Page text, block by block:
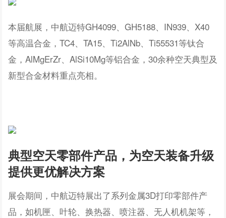
本届航展，中航迈特GH4099、GH5188、IN939、X40
等高温合金，TC4、TA15、Ti2AlNb、Ti55531等钛合
金，AlMgErZr、AlSi10Mg等铝合金，30余种空天典型及
新型合金材料重点亮相。
典型空天零部件产品， 为空天装备升级
提供更优解决方案
展会期间，中航迈特展出了系列金属3D打印零部件产
品，如机匣、叶轮、换热器、喷注器、无人机机架等，